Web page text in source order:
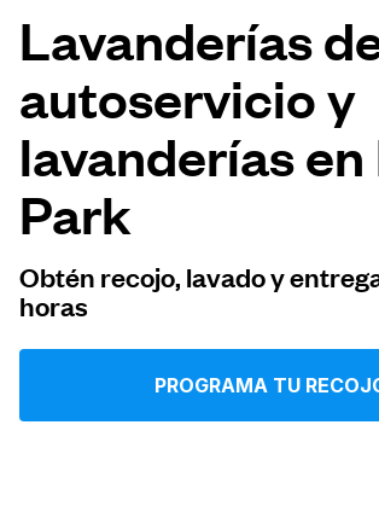
Precios y servicios
Quiénes somos
Iniciar sesión
Lavanderías
autoservicio y
lavanderías
Park
Obtén recojo, lavado y
horas
PROGRAMA TU